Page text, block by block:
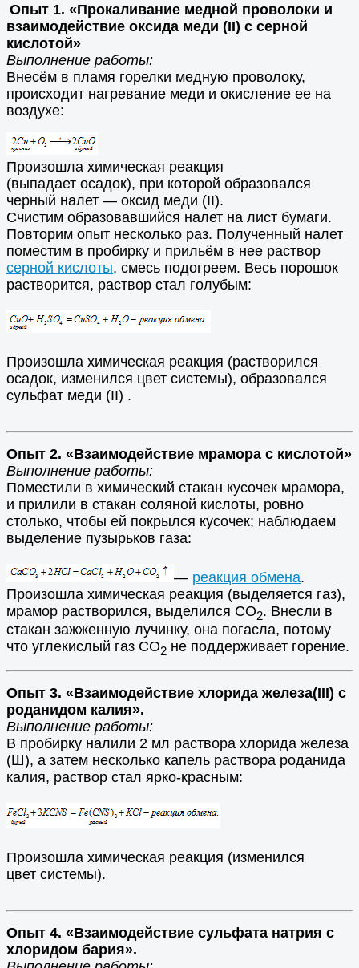
Опыт 1. «Прокаливание медной проволоки и
взаимодействие оксида меди (II) с серной
кислотой»
Выполнение работы:
Внесём в пламя горелки медную проволоку,
происходит нагревание меди и окисление ее на
воздухе:
Произошла химическая реакция
(выпадает осадок), при которой образовался
черный налет — оксид меди (ІI).
Счистим образовавшийся налет на лист бумаги.
Повторим опыт несколько раз. Полученный налет
поместим в пробирку и прильём в нее раствор
серной кислоты, смесь подогреем. Весь порошок
растворится, раствор стал голубым:
Произошла химическая реакция (растворился
осадок, изменился цвет системы), образовался
сульфат меди (II) .
Опыт 2. «Взаимодействие мрамора с кислотой»
Выполнение работы:
Поместили в химический стакан кусочек мрамора,
и прилили в стакан соляной кислоты, ровно
столько, чтобы ей покрылся кусочек; наблюдаем
выделение пузырьков газа:
— реакция обмена.
Произошла химическая реакция (выделяется газ),
мрамор растворился, выделился СО2. Внесли в
стакан зажженную лучинку, она погасла, потому
что углекислый газ СО2 не поддерживает горение.
Опыт 3. «Взаимодействие хлорида железа(ІІІ) с
роданидом калия».
Выполнение работы:
В пробирку налили 2 мл раствора хлорида железа
(Ш), а затем несколько капель раствора роданида
калия, раствор стал ярко-красным:
Произошла химическая реакция (изменился
цвет системы).
Опыт 4. «Взаимодействие сульфата натрия с
хлоридом бария».